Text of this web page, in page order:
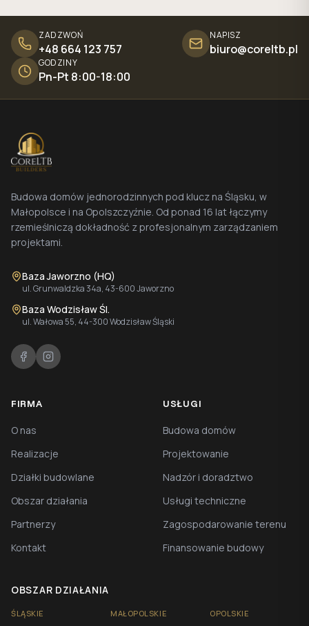
ZADZWOŃ
+48 664 123 757
NAPISZ
biuro@coreltb.pl
GODZINY
Pn-Pt 8:00-18:00
Budowa domów jednorodzinnych pod klucz na Śląsku, w
Małopolsce i na Opolszczyźnie. Od ponad 16 lat łączymy
rzemieślniczą dokładność z profesjonalnym zarządzaniem
projektami.
Baza Jaworzno (HQ)
ul. Grunwaldzka 34a, 43-600 Jaworzno
Baza Wodzisław Śl.
ul. Wałowa 55, 44-300 Wodzisław Śląski
FIRMA
O nas
Realizacje
Działki budowlane
Obszar działania
Partnerzy
Kontakt
USŁUGI
Budowa domów
Projektowanie
Nadzór i doradztwo
Usługi techniczne
Zagospodarowanie terenu
Finansowanie budowy
OBSZAR DZIAŁANIA
ŚLĄSKIE MAŁOPOLSKIE OPOLSKIE